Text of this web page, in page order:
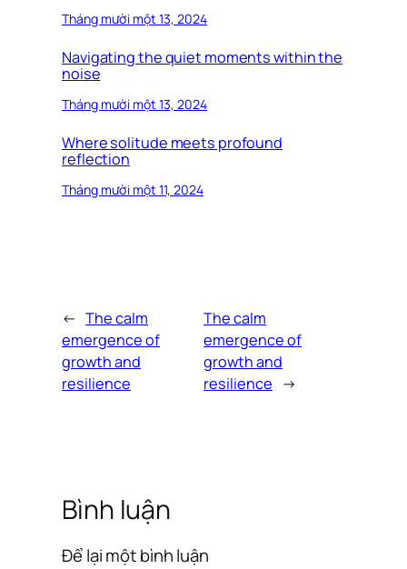
Tháng mười một 13, 2024
Navigating the quiet moments within the
noise
Tháng mười một 13, 2024
Where solitude meets profound
reflection
Tháng mười một 11, 2024
← The calm
emergence of
growth and
resilience
The calm
emergence of
growth and
resilience →
Bình luận
Để lại một bình luận